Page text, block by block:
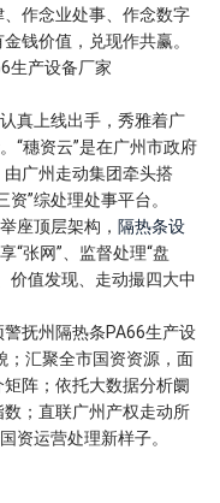
作念业处事、作念数字
钱价值，兑现作共赢。
产设备厂家
真上线出手，秀雅着广
“穗资云”是在广州市政府
广州走动集团牵头搭
”综处理处事平台。
座顶层架构， 隔热条设
“张网”、监督处理“盘
价值发现、走动撮四大中
抚州隔热条PA66生产设
；汇聚全市国资资源，面
阵；依托大数据分析阛
；直联广州产权走动所
资运营处理新样子。